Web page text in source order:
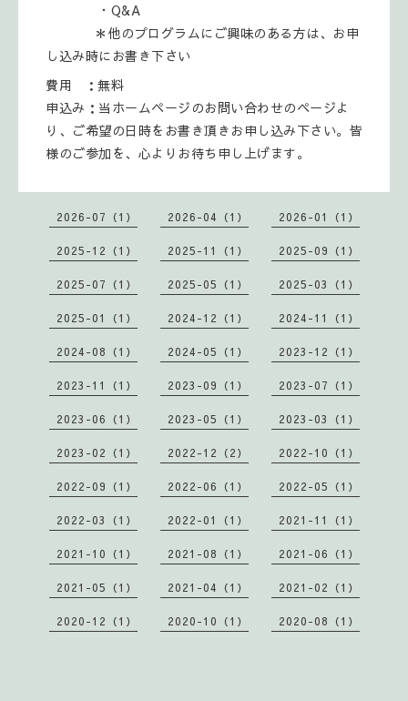
・Q&A
＊他のプログラムにご興味のある方は、お申
し込み時にお書き下さい
費用 ：無料
申込み：当ホームページのお問い合わせのページよ
り、ご希望の日時をお書き頂きお申し込み下さい。皆
様のご参加を、心よりお待ち申し上げます。
2026-07（1） 2026-04（1） 2026-01（1）
2025-12（1） 2025-11（1） 2025-09（1）
2025-07（1） 2025-05（1） 2025-03（1）
2025-01（1） 2024-12（1） 2024-11（1）
2024-08（1） 2024-05（1） 2023-12（1）
2023-11（1） 2023-09（1） 2023-07（1）
2023-06（1） 2023-05（1） 2023-03（1）
2023-02（1） 2022-12（2） 2022-10（1）
2022-09（1） 2022-06（1） 2022-05（1）
2022-03（1） 2022-01（1） 2021-11（1）
2021-10（1） 2021-08（1） 2021-06（1）
2021-05（1） 2021-04（1） 2021-02（1）
2020-12（1） 2020-10（1） 2020-08（1）